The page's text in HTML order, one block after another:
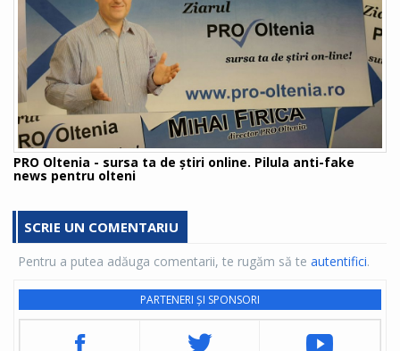
PRO Oltenia - sursa ta de știri online. Pilula anti-fake
news pentru olteni
SCRIE UN COMENTARIU
Pentru a putea adăuga comentarii, te rugăm să te autentifici.
PARTENERI ȘI SPONSORI